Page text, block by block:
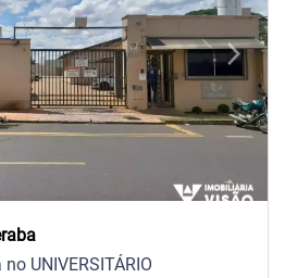
arrow_forward_ios
Next
UNIVERSITÁRIO